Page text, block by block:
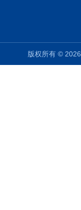
版权所有 ©